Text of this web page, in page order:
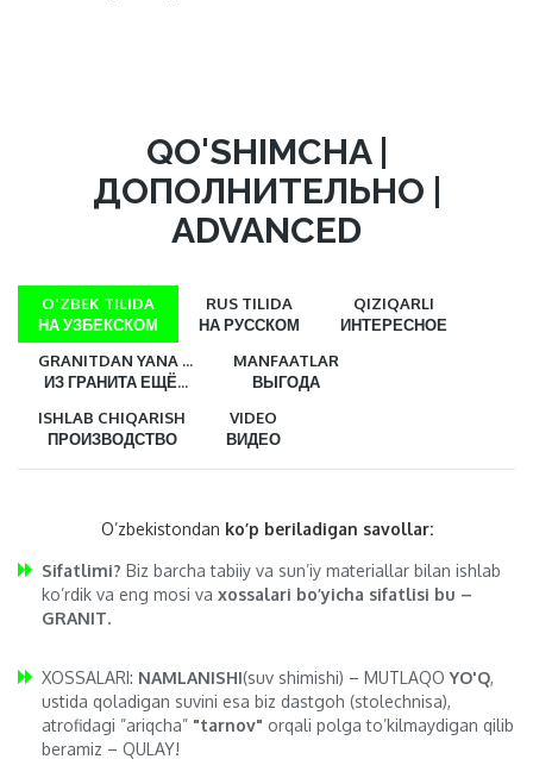
QO'SHIMCHA |
ДОПОЛНИТЕЛЬНО |
ADVANCED
O'ZBEK TILIDA
НА УЗБЕКСКОМ
RUS TILIDA
НА РУССКОМ
QIZIQARLI
ИНТЕРЕСНОЕ
GRANITDAN YANA ...
ИЗ ГРАНИТА ЕЩЁ...
MANFAATLAR
ВЫГОДА
ISHLAB CHIQARISH
ПРОИЗВОДСТВО
VIDEO
ВИДЕО
O’zbekistondan ko’p beriladigan savollar:
Sifatlimi? Biz barcha tabiiy va sun’iy materiallar bilan ishlab
ko’rdik va eng mosi va xossalari bo’yicha sifatlisi bu –
GRANIT.
XOSSALARI: NAMLANISHI(suv shimishi) – MUTLAQOYO'Q,
ustida qoladigan suvini esa biz dastgoh (stolechnisa),
atrofidagi ”ariqcha” "tarnov" orqali polga to’kilmaydigan qilib
beramiz – QULAY!